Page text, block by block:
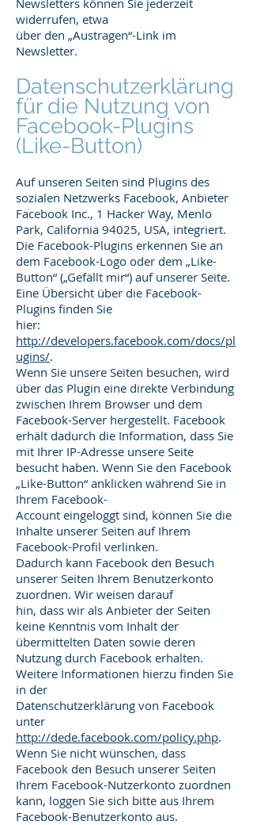
Newsletters können Sie jederzeit
widerrufen, etwa
über den „Austragen“-Link im
Newsletter.
Datenschutzerklärung
für die Nutzung von
Facebook-Plugins
(Like-Button)
Auf unseren Seiten sind Plugins des
sozialen Netzwerks Facebook, Anbieter
Facebook Inc., 1 Hacker Way, Menlo
Park, California 94025, USA, integriert.
Die Facebook-Plugins erkennen Sie an
dem Facebook-Logo oder dem „Like-
Button“ („Gefällt mir“) auf unserer Seite.
Eine Übersicht über die Facebook-
Plugins finden Sie
hier:
http://developers.facebook.com/docs/pl
ugins/.
Wenn Sie unsere Seiten besuchen, wird
über das Plugin eine direkte Verbindung
zwischen Ihrem Browser und dem
Facebook-Server hergestellt. Facebook
erhält dadurch die Information, dass Sie
mit Ihrer IP-Adresse unsere Seite
besucht haben. Wenn Sie den Facebook
„Like-Button“ anklicken während Sie in
Ihrem Facebook-
Account eingeloggt sind, können Sie die
Inhalte unserer Seiten auf Ihrem
Facebook-Profil verlinken.
Dadurch kann Facebook den Besuch
unserer Seiten Ihrem Benutzerkonto
zuordnen. Wir weisen darauf
hin, dass wir als Anbieter der Seiten
keine Kenntnis vom Inhalt der
übermittelten Daten sowie deren
Nutzung durch Facebook erhalten.
Weitere Informationen hierzu finden Sie
in der
Datenschutzerklärung von Facebook
unter
http://dede.facebook.com/policy.php.
Wenn Sie nicht wünschen, dass
Facebook den Besuch unserer Seiten
Ihrem Facebook-Nutzerkonto zuordnen
kann, loggen Sie sich bitte aus Ihrem
Facebook-Benutzerkonto aus.